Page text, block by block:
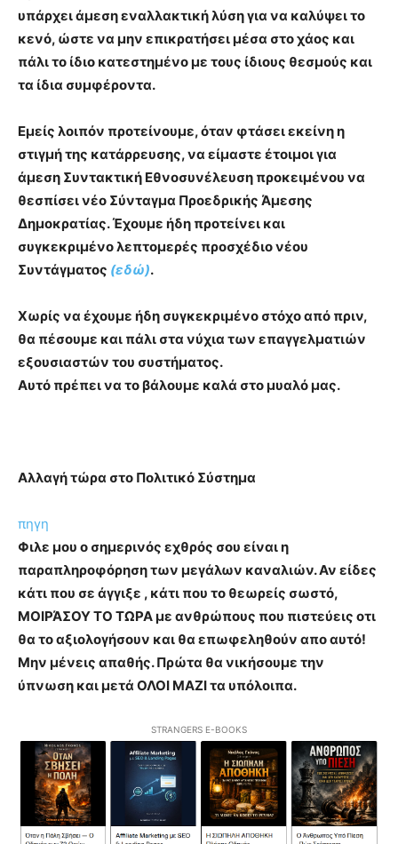
υπάρχει άμεση εναλλακτική λύση για να καλύψει το
κενό, ώστε να μην επικρατήσει μέσα στο χάος και
πάλι το ίδιο κατεστημένο με τους ίδιους θεσμούς και
τα ίδια συμφέροντα.
Εμείς λοιπόν προτείνουμε, όταν φτάσει εκείνη η
στιγμή της κατάρρευσης, να είμαστε έτοιμοι για
άμεση Συντακτική Εθνοσυνέλευση προκειμένου να
θεσπίσει νέο Σύνταγμα Προεδρικής Άμεσης
Δημοκρατίας. Έχουμε ήδη προτείνει και
συγκεκριμένο λεπτομερές προσχέδιο νέου
Συντάγματος (εδώ).
Χωρίς να έχουμε ήδη συγκεκριμένο στόχο από πριν,
θα πέσουμε και πάλι στα νύχια των επαγγελματιών
εξουσιαστών του συστήματος.
Αυτό πρέπει να το βάλουμε καλά στο μυαλό μας.
Αλλαγή τώρα στο Πολιτικό Σύστημα
πηγη
Φιλε μου ο σημερινός εχθρός σου είναι η
παραπληροφόρηση των μεγάλων καναλιών. Αν είδες
κάτι που σε άγγιξε , κάτι που το θεωρείς σωστό,
ΜΟΙΡΆΣΟΥ ΤΟ ΤΩΡΑ με ανθρώπους που πιστεύεις οτι
θα το αξιολογήσουν και θα επωφεληθούν απο αυτό!
Μην μένεις απαθής. Πρώτα θα νικήσουμε την
ύπνωση και μετά ΟΛΟΙ ΜΑΖΙ τα υπόλοιπα.
STRANGERS E-BOOKS